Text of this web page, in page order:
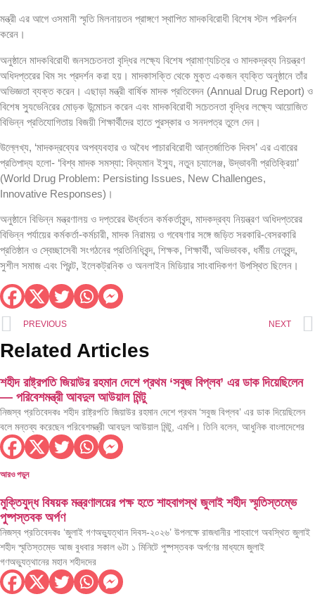
মন্ত্রী এর আগে ওসমানী স্মৃতি মিলনায়তন প্রাঙ্গণে স্থাপিত মাদকবিরোধী বিশেষ স্টল পরিদর্শন
করেন।
অনুষ্ঠানে মাদকবিরোধী জনসচেতনতা বৃদ্ধির লক্ষ্যে বিশেষ প্রামাণ্যচিত্র ও মাদকদ্রব্য নিয়ন্ত্রণ
অধিদপ্তরের থিম সং প্রদর্শন করা হয়। মাদকাসক্তি থেকে মুক্ত একজন ব্যক্তি অনুষ্ঠানে তাঁর
অভিজ্ঞতা ব্যক্ত করেন। এছাড়া মন্ত্রী বার্ষিক মাদক প্রতিবেদন (Annual Drug Report) ও
বিশেষ স্যুভেনিরের মোড়ক উন্মোচন করেন এবং মাদকবিরোধী সচেতনতা বৃদ্ধির লক্ষ্যে আয়োজিত
বিভিন্ন প্রতিযোগিতায় বিজয়ী শিক্ষার্থীদের হাতে পুরস্কার ও সনদপত্র তুলে দেন।
উল্লেখ্য, ‘মাদকদ্রব্যের অপব্যবহার ও অবৈধ পাচারবিরোধী আন্তর্জাতিক দিবস’ এর এবারের
প্রতিপাদ্য হলো- ‘বিশ্ব মাদক সমস্যা: বিদ্যমান ইস্যু, নতুন চ্যালেঞ্জ, উদ্ভাবনী প্রতিক্রিয়া’
(World Drug Problem: Persisting Issues, New Challenges,
Innovative Responses)।
অনুষ্ঠানে বিভিন্ন মন্ত্রণালয় ও দপ্তরের ঊর্ধ্বতন কর্মকর্তাবৃন্দ, মাদকদ্রব্য নিয়ন্ত্রণ অধিদপ্তরের
বিভিন্ন পর্যায়ের কর্মকর্তা-কর্মচারী, মাদক নিরাময় ও গবেষণার সঙ্গে জড়িত সরকারি-বেসরকারি
প্রতিষ্ঠান ও স্বেচ্ছাসেবী সংগঠনের প্রতিনিধিবৃন্দ, শিক্ষক, শিক্ষার্থী, অভিভাবক, ধর্মীয় নেতৃবৃন্দ,
সুশীল সমাজ এবং প্রিন্ট, ইলেকট্রনিক ও অনলাইন মিডিয়ার সাংবাদিকগণ উপস্থিত ছিলেন।
PREVIOUS NEXT
Related Articles
শহীদ রাষ্ট্রপতি জিয়াউর রহমান দেশে প্রথম ‘সবুজ বিপ্লব’ এর ডাক দিয়েছিলেন
— পরিবেশমন্ত্রী আবদুল আউয়াল মিন্টু
নিজস্ব প্রতিবেদকঃ শহীদ রাষ্ট্রপতি জিয়াউর রহমান দেশে প্রথম ‘সবুজ বিপ্লব’ এর ডাক দিয়েছিলেন
বলে মন্তব্য করেছেন পরিবেশমন্ত্রী আবদুল আউয়াল মিন্টু, এমপি। তিনি বলেন, আধুনিক বাংলাদেশের
আরও পড়ুন
মুক্তিযুদ্ধ বিষয়ক মন্ত্রণালয়ের পক্ষ হতে শাহবাগস্থ জুলাই শহীদ স্মৃতিস্তম্ভে
পুষ্পস্তবক অর্পণ
নিজস্ব প্রতিবেদকঃ ‘জুলাই গণঅভ্যুত্থান দিবস-২০২৬’ উপলক্ষে রাজধানীর শাহবাগে অবস্থিত জুলাই
শহীদ স্মৃতিস্তম্ভে আজ বুধবার সকাল ৬টা ১ মিনিটে পুষ্পস্তবক অর্পণের মাধ্যমে জুলাই
গণঅভ্যুত্থানের মহান শহীদদের